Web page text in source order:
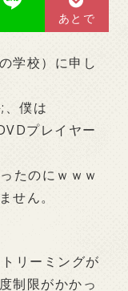
あとで
学校）に申し
僕は
プレイヤー
たのにｗｗｗ
せん。
リーミングが
制限がかかっ